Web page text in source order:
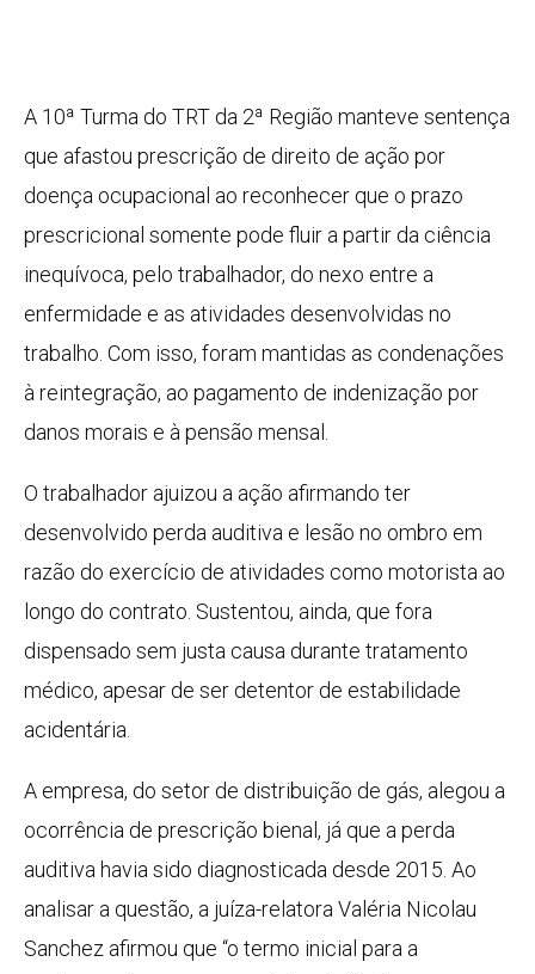
A 10ª Turma do TRT da 2ª Região manteve sentença
que afastou prescrição de direito de ação por
doença ocupacional ao reconhecer que o prazo
prescricional somente pode fluir a partir da ciência
inequívoca, pelo trabalhador, do nexo entre a
enfermidade e as atividades desenvolvidas no
trabalho. Com isso, foram mantidas as condenações
à reintegração, ao pagamento de indenização por
danos morais e à pensão mensal.
O trabalhador ajuizou a ação afirmando ter
desenvolvido perda auditiva e lesão no ombro em
razão do exercício de atividades como motorista ao
longo do contrato. Sustentou, ainda, que fora
dispensado sem justa causa durante tratamento
médico, apesar de ser detentor de estabilidade
acidentária.
A empresa, do setor de distribuição de gás, alegou a
ocorrência de prescrição bienal, já que a perda
auditiva havia sido diagnosticada desde 2015. Ao
analisar a questão, a juíza-relatora Valéria Nicolau
Sanchez afirmou que “o termo inicial para a